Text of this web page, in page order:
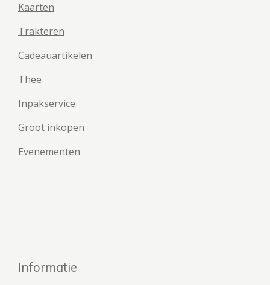
Kaarten
Trakteren
Cadeauartikelen
Thee
Inpakservice
Groot inkopen
Evenementen
Informatie